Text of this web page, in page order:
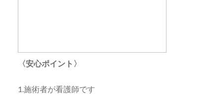
〈安心ポイント〉
1.施術者が看護師です